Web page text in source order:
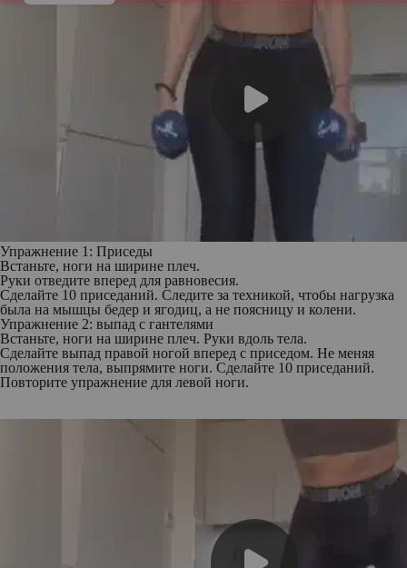
Упражнение 1: Приседы
Встаньте, ноги на ширине плеч.
Руки отведите вперед для равновесия.
Сделайте 10 приседаний. Следите за техникой, чтобы нагрузка
была на мышцы бедер и ягодиц, а не поясницу и колени.
Упражнение 2: выпад с гантелями
Встаньте, ноги на ширине плеч. Руки вдоль тела.
Сделайте выпад правой ногой вперед с приседом. Не меняя
положения тела, выпрямите ноги. Сделайте 10 приседаний.
Повторите упражнение для левой ноги.